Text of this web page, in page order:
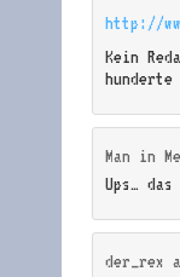
http://
Kein
hunderte
Man in
Ups…
der_rex